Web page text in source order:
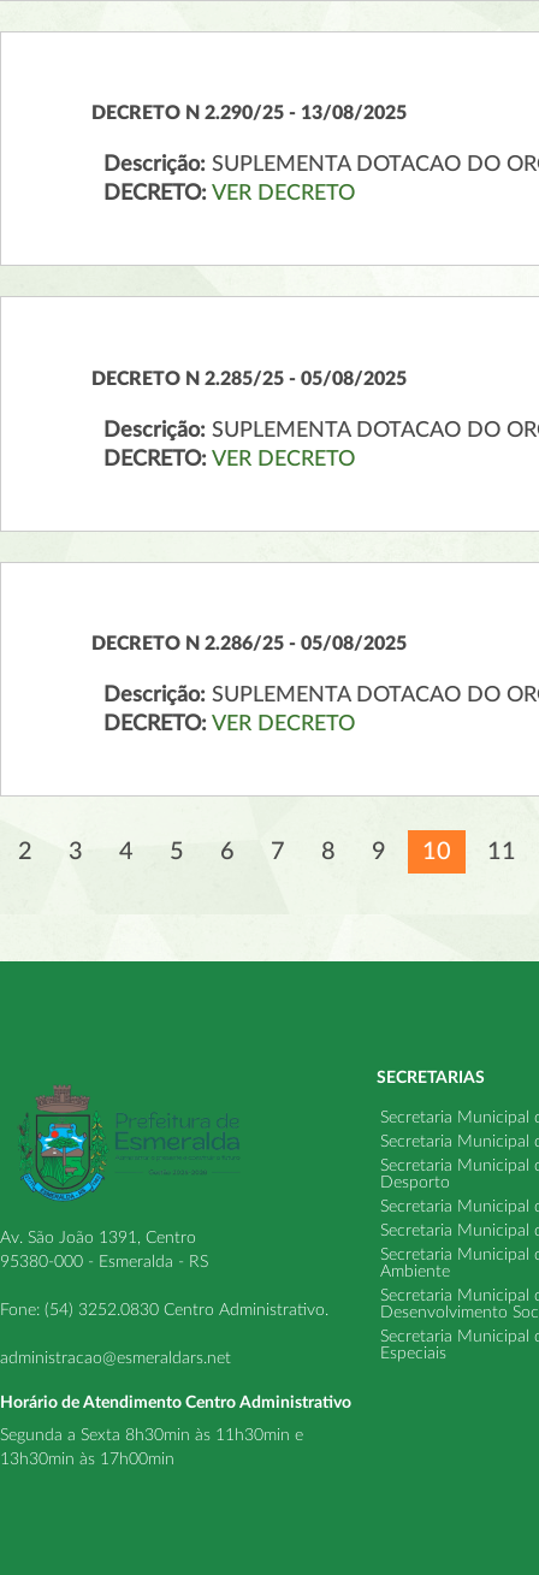
DECRETO N 2.290/25 - 13/08/2025
Descrição:SUPLEMENTA DOTACAO DO
DECRETO: VER DECRETO
DECRETO N 2.285/25 - 05/08/2025
Descrição:SUPLEMENTA DOTACAO DO
DECRETO: VER DECRETO
DECRETO N 2.286/25 - 05/08/2025
Descrição:SUPLEMENTA DOTACAO DO
DECRETO: VER DECRETO
2 3 4 5 6 7 8 9 10 11
Av. São João 1391, Centro
95380-000 - Esmeralda - RS
Fone: (54) 3252.0830 Centro Administrativo.
administracao@esmeraldars.net
Horário de Atendimento Centro Administrativo
Segunda a Sexta 8h30min às 11h30min e
13h30min às 17h00min
SECRETARIAS
Secretaria Municipal
Secretaria Municipal
Secretaria Municipal
Desporto
Secretaria Municipal
Secretaria Municipal
Secretaria Municipal
Ambiente
Secretaria Municipal
Desenvolvimento
Secretaria Municipal
Especiais